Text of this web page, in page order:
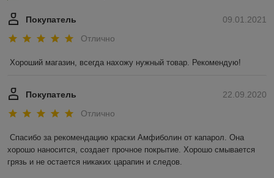
09.01.2021
Покупатель
Отлично
Хороший магазин, всегда нахожу нужный товар. Рекомендую!
22.09.2020
Покупатель
Отлично
Спасибо за рекомендацию краски Амфиболин от капарол. Она
хорошо наносится, создает прочное покрытие. Хорошо смывается
грязь и не остается никаких царапин и следов.